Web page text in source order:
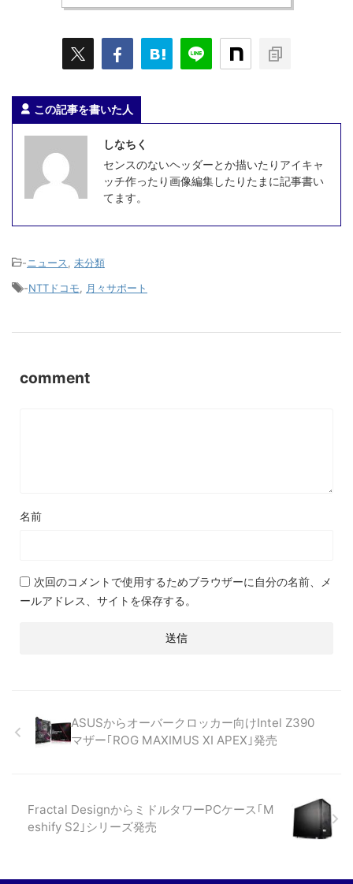
この記事を書いた人
しなちく
センスのないヘッダーとか描いたりアイキャ
ッチ作ったり画像編集したりたまに記事書い
てます。
-ニュース
未分類
-NTTドコモ 月々サポート
comment
名前
次回のコメントで使用するためブラウザーに自分の名前、メ
ールアドレス、サイトを保存する。
ASUSからオーバークロッカー向けIntel Z390
マザー｢ROG MAXIMUS XI APEX｣発売
Fractal DesignからミドルタワーPCケース｢M
eshify S2｣シリーズ発売